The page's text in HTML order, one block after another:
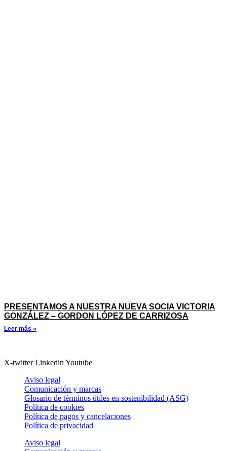
PRESENTAMOS A NUESTRA NUEVA SOCIA VICTORIA
GONZÁLEZ – GORDON LÓPEZ DE CARRIZOSA
Leer más »
X-twitter Linkedin Youtube
Aviso legal
Comunicación y marcas
Glosario de términos útiles en sostenibilidad (ASG)
Política de cookies
Política de pagos y cancelaciones
Política de privacidad
Aviso legal